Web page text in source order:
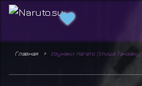
Главная
Узумаки Нагато (Улица Танзаку)